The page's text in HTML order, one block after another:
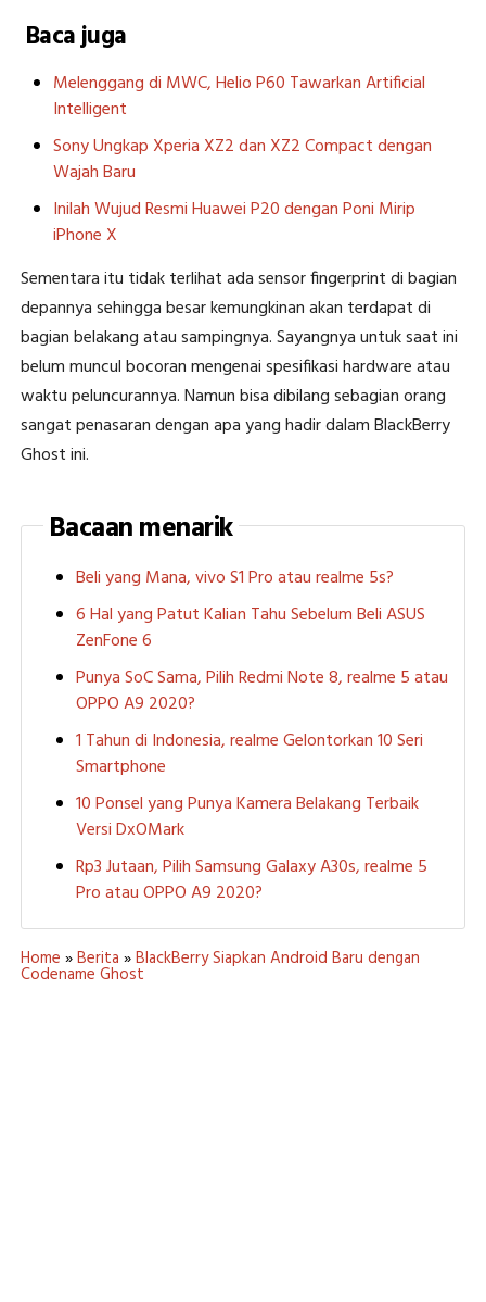
Baca juga
Melenggang di MWC, Helio P60 Tawarkan Artificial
Intelligent
Sony Ungkap Xperia XZ2 dan XZ2 Compact dengan
Wajah Baru
Inilah Wujud Resmi Huawei P20 dengan Poni Mirip
iPhone X
Sementara itu tidak terlihat ada sensor fingerprint di bagian
depannya sehingga besar kemungkinan akan terdapat di
bagian belakang atau sampingnya. Sayangnya untuk saat ini
belum muncul bocoran mengenai spesifikasi hardware atau
waktu peluncurannya. Namun bisa dibilang sebagian orang
sangat penasaran dengan apa yang hadir dalam BlackBerry
Ghost ini.
Bacaan menarik
Beli yang Mana, vivo S1 Pro atau realme 5s?
6 Hal yang Patut Kalian Tahu Sebelum Beli ASUS
ZenFone 6
Punya SoC Sama, Pilih Redmi Note 8, realme 5 atau
OPPO A9 2020?
1 Tahun di Indonesia, realme Gelontorkan 10 Seri
Smartphone
10 Ponsel yang Punya Kamera Belakang Terbaik
Versi DxOMark
Rp3 Jutaan, Pilih Samsung Galaxy A30s, realme 5
Pro atau OPPO A9 2020?
Home »Berita »BlackBerry Siapkan Android Baru dengan
Codename Ghost